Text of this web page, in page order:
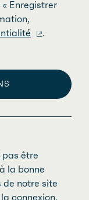
Enregistrer
.
pas être
la bonne
de notre site
connexion,
raccourcir
être
moderniser